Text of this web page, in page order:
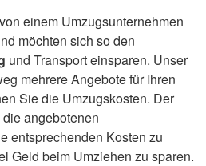
einem Umzugsunternehmen
möchten sich so den
und Transport einsparen. Unser
mehrere Angebote für Ihren
Sie die Umzugskosten. Der
angebotenen
entsprechenden Kosten zu
Geld beim Umziehen zu sparen.